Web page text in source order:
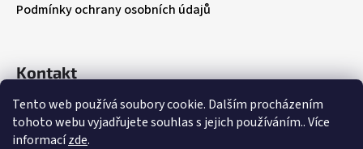
Tento web používá soubory cookie. Dalším procházením
tohoto webu vyjadřujete souhlas s jejich používáním.. Více
informacízde.
Podmínky ochrany osobních údajů
Kontakt
info@ babybebare.cz
Facebook